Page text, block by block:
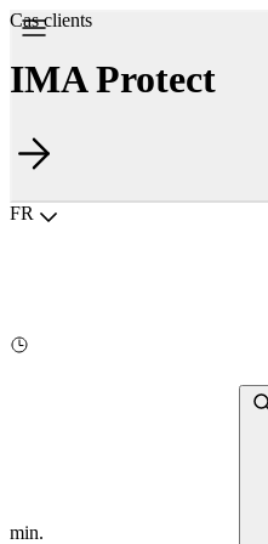
Choisir la langue
FR
Cas clients
IMA Protect
min.